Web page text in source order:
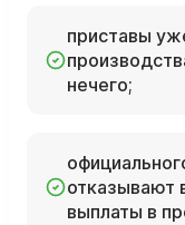
приставы
нечего;
отказывают
выплаты в